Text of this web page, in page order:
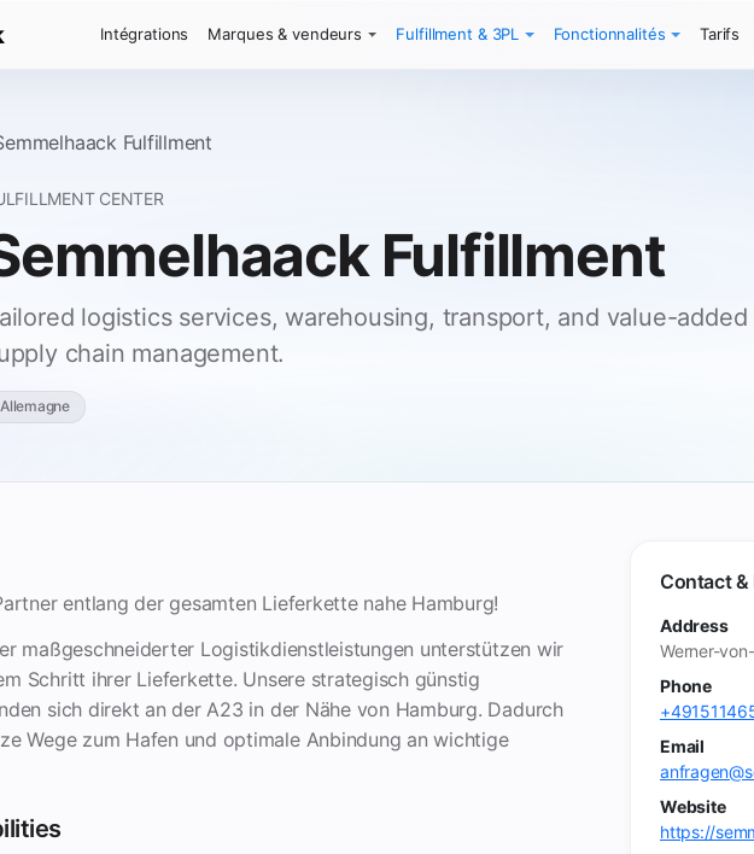
Intégrations Marques & vendeurs Fulfillment & 3PL Fonctionnalités Tarifs
Fulfillment
CENTER
Fulfillment
logistics services, warehousing, transport, and value-
chain management.
Allemagne
entlang der gesamten Lieferkette nahe Hamburg!
maßgeschneiderter Logistikdienstleistungen unterstützen wir
Schritt ihrer Lieferkette. Unsere strategisch günstig
sich direkt an der A23 in der Nähe von Hamburg. Dadurch
Wege zum Hafen und optimale Anbindung an wichtige
Contact
Address
Werner-
Phone
Email
Website
https://